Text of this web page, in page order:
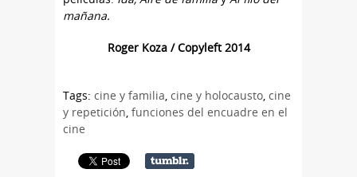
mañana.
Roger Koza / Copyleft 2014
Tags: cine y familia, cine y holocausto, cine
y repetición, funciones del encuadre en el
cine